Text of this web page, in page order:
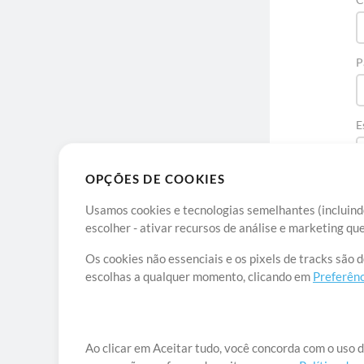
OPÇÕES DE COOKIES
Usamos cookies e tecnologias semelhantes
escolher - ativar recursos de análise e marketing
Os cookies não essenciais e os pixels de tracks
escolhas a qualquer momento, clicando em
Ao clicar em Aceitar tudo, você concorda com o